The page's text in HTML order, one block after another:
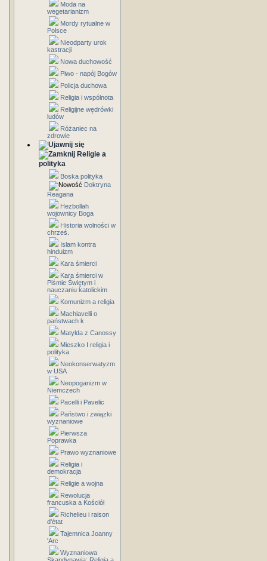
Moda na
wegetarianizm
Mordy rytualne w
Polsce
Nieodparty urok
kastracji
Nowa duchowość
Piwo - napój Bogów
Policja duchowa
Religia i wspólnota
Religijne wędrówki
ludów
Różaniec na
zdrowie
Religie a
polityka
Boska polityka
Doktryna
Reagana
Hezbollah
wojownicy Boga
Historia wolności w
chrześ.
Islam kontra
hinduizm
Kara śmierci
Kara śmierci w
Piśmie Świętym i
nauczaniu katolickim
Komunizm a religia
Machiavelli o
państwach k
Matylda z Canossy
Mieszko I religia i
polityka
Neokonserwatyzm
w USA
Neopoganizm w
Niemczech
Pacelli i Pavelic
Państwo i związki
wyznaniowe
Pierwsza
Poprawka
Prawo wyznaniowe
Religia i
demokracja
Religie a wojna
Rewolucja
francuska a Kościół
Richelieu i raison
d'état
Tajemnica Joanny
'Arc
Wyznaniowa